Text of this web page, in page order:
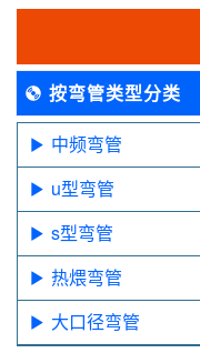
按弯管类型分类
中频弯管
u型弯管
s型弯管
热煨弯管
大口径弯管